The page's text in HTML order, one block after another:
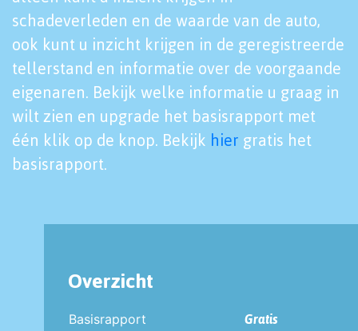
schadeverleden en de waarde van de auto,
ook kunt u inzicht krijgen in de geregistreerde
tellerstand en informatie over de voorgaande
eigenaren. Bekijk welke informatie u graag in
wilt zien en upgrade het basisrapport met
één klik op de knop. Bekijk hier gratis het
basisrapport.
Overzicht
Basisrapport
Gratis